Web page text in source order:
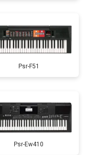
Psr-F51
Psr-Ew410